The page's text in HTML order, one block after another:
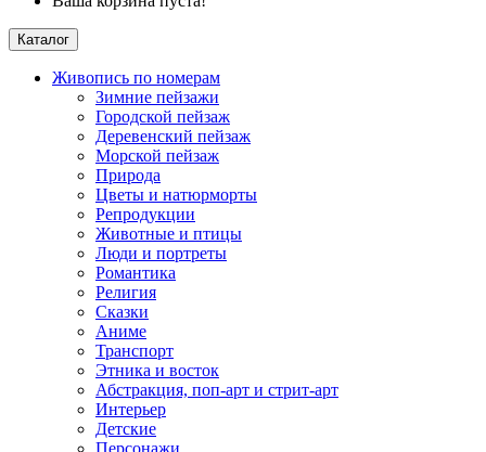
Каталог
Живопись по номерам
Зимние пейзажи
Городской пейзаж
Деревенский пейзаж
Морской пейзаж
Природа
Цветы и натюрморты
Репродукции
Животные и птицы
Люди и портреты
Романтика
Религия
Сказки
Аниме
Транспорт
Этника и восток
Абстракция, поп-арт и стрит-арт
Интерьер
Детские